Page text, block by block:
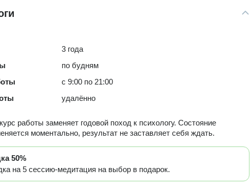
3 года
по будням
с 9:00 по 21:00
удалённо
работы заменяет годовой поход к психологу. Состояние
моментально, результат не заставляет себя ждать.
50%
на 5 сессию-медитация на выбор в подарок.